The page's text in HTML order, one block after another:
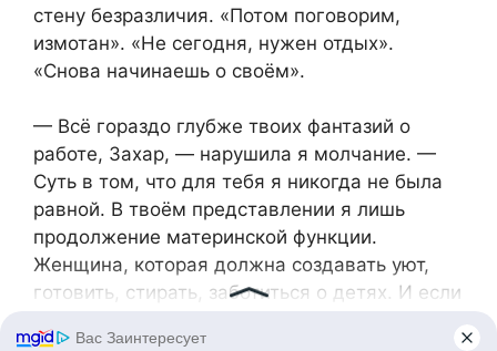
стену безразличия. «Потом поговорим,
измотан». «Не сегодня, нужен отдых».
«Снова начинаешь о своём».
— Всё гораздо глубже твоих фантазий о
работе, Захар, — нарушила я молчание. —
Суть в том, что для тебя я никогда не была
равной. В твоём представлении я лишь
продолжение материнской функции.
Женщина, которая должна создавать уют,
готовить, стирать, заботиться о детях. И если